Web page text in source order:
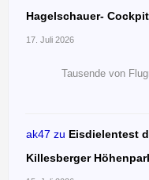
Hagelschauer-
17. Juli 2026
Tausende von
ak47 zu Eisdielentest
Killesberger